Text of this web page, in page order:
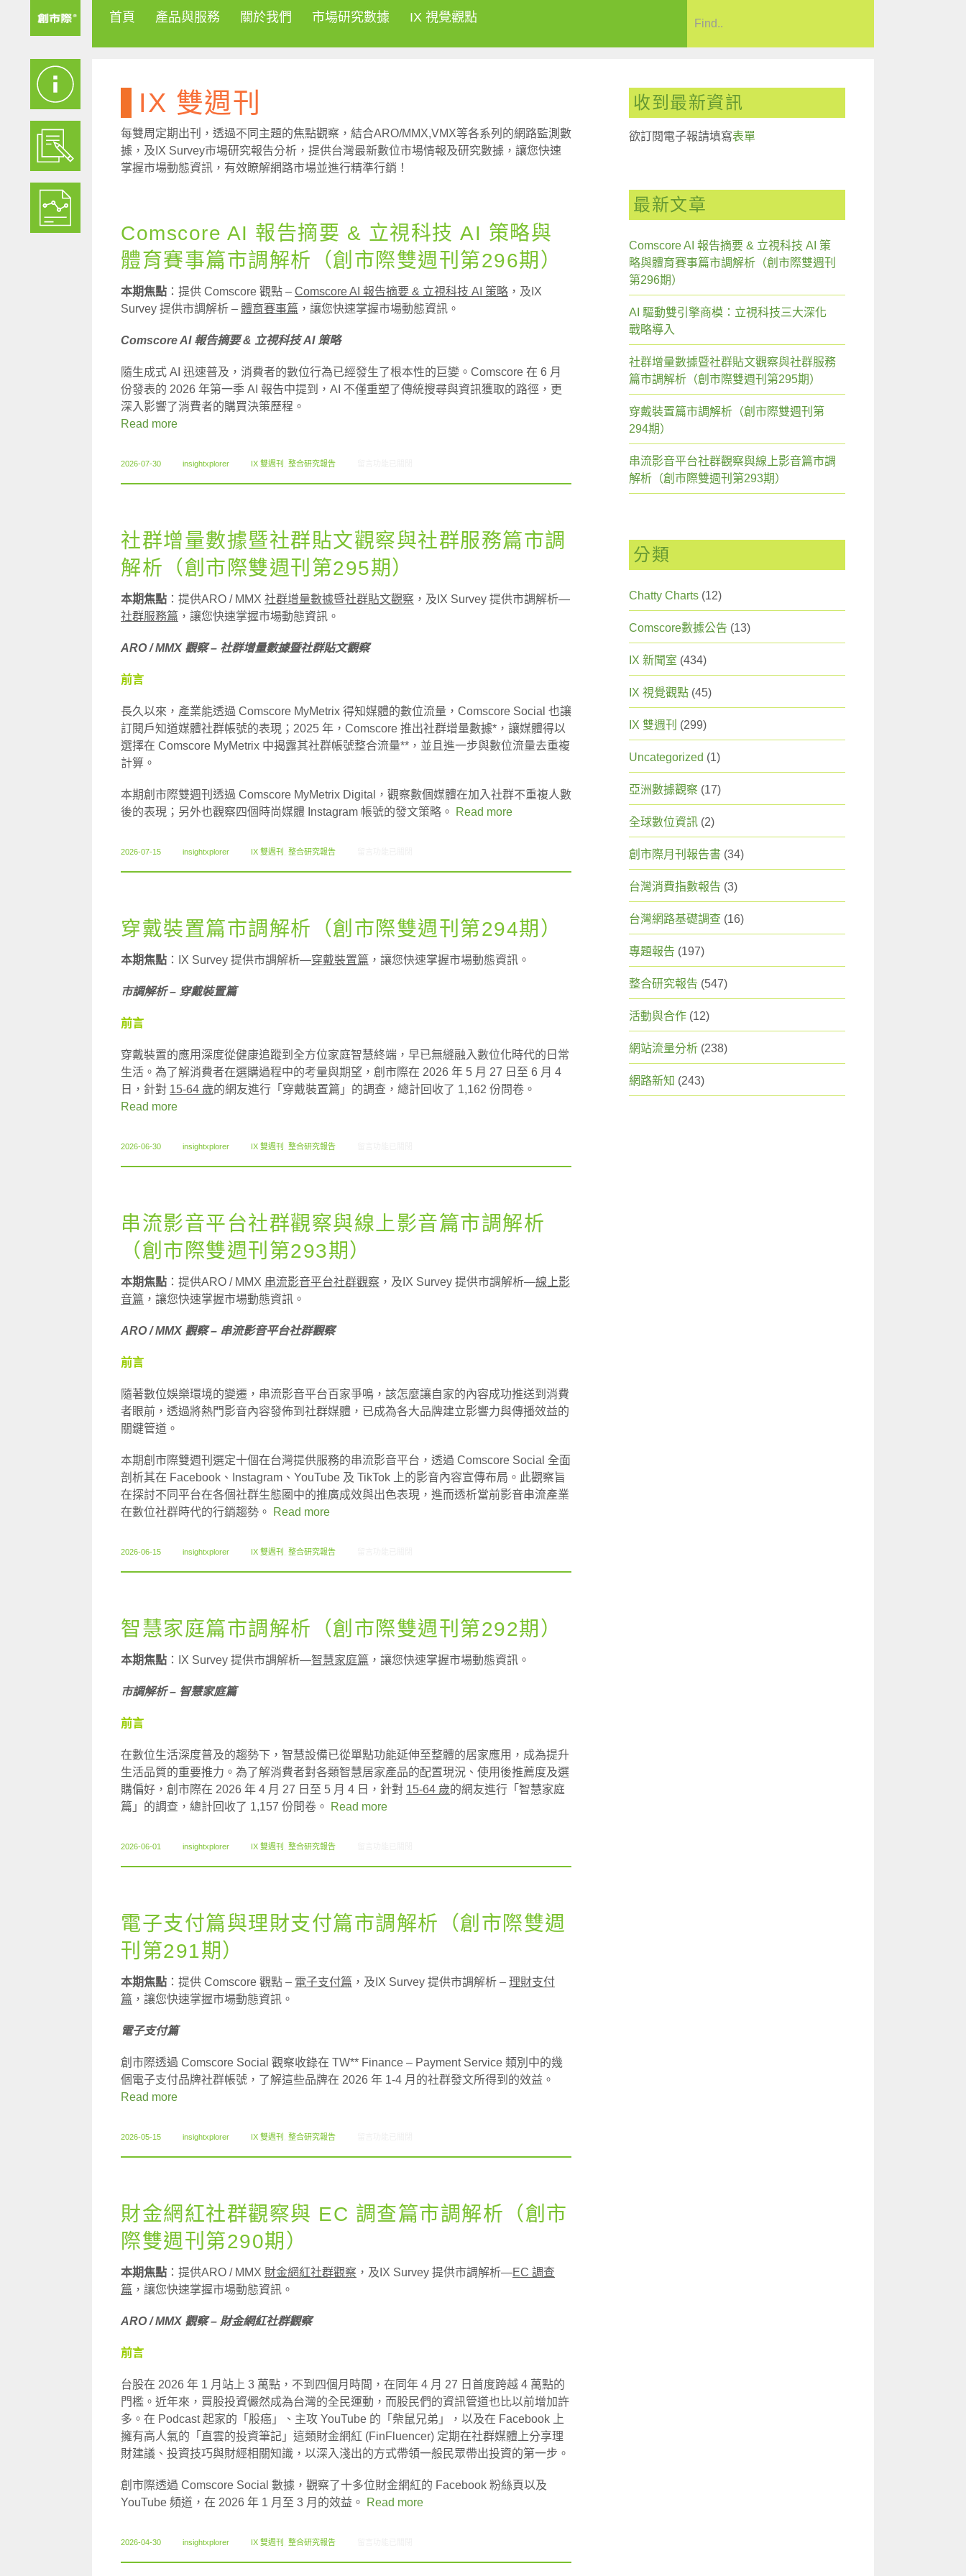
首頁 產品與服務 關於我們 市場研究數據 IX 視覺觀點
IX 雙週刊
每雙周定期出刊，透過不同主題的焦點觀察，結合ARO/MMX,VMX等各系列的網路監測數
據，及IX Survey市場研究報告分析，提供台灣最新數位市場情報及研究數據，讓您快速
掌握市場動態資訊，有效瞭解網路市場並進行精準行銷！
Comscore AI 報告摘要 & 立視科技 AI 策略與
體育賽事篇市調解析（創市際雙週刊第296期）
本期焦點 ：提供 Comscore 觀點 – Comscore AI 報告摘要 & 立視科技 AI 策略 ，及IX
Survey 提供市調解析 – 體育賽事篇 ，讓您快速掌握市場動態資訊。
Comscore AI 報告摘要 & 立視科技 AI 策略
隨生成式 AI 迅速普及，消費者的數位行為已經發生了根本性的巨變。Comscore 在 6 月
份發表的 2026 年第一季 AI 報告中提到，AI 不僅重塑了傳統搜尋與資訊獲取的路徑，更
深入影響了消費者的購買決策歷程。
Read more
2026-07-30 insightxplorer IX 雙週刊 整合研究報告 在〈Comscore AI 報告摘要 & 立視科技 AI 策略與體育賽事篇市調解析（創市際雙週刊第296期）〉中
社群增量數據暨社群貼文觀察與社群服務篇市調
解析（創市際雙週刊第295期）
本期焦點 ：提供ARO / MMX 社群增量數據暨社群貼文觀察 ，及IX Survey 提供市調解析—
社群服務篇 ，讓您快速掌握市場動態資訊。
ARO / MMX 觀察 – 社群增量數據暨社群貼文觀察
前言
長久以來，產業能透過 Comscore MyMetrix 得知媒體的數位流量，Comscore Social 也讓
訂閱戶知道媒體社群帳號的表現；2025 年，Comscore 推出社群增量數據*，讓媒體得以
選擇在 Comscore MyMetrix 中揭露其社群帳號整合流量**，並且進一步與數位流量去重複
計算。
本期創市際雙週刊透過 Comscore MyMetrix Digital，觀察數個媒體在加入社群不重複人數
後的表現；另外也觀察四個時尚媒體 Instagram 帳號的發文策略。
Read more
2026-07-15 insightxplorer IX 雙週刊 整合研究報告 在〈社群增量數據暨社群貼文觀察與社群服務篇市調解析（創市際雙週刊第295期）〉中
穿戴裝置篇市調解析（創市際雙週刊第294期）
本期焦點 ：IX Survey 提供市調解析—穿戴裝置篇 ，讓您快速掌握市場動態資訊。
市調解析 – 穿戴裝置篇
前言
穿戴裝置的應用深度從健康追蹤到全方位家庭智慧終端，早已無縫融入數位化時代的日常
生活。為了解消費者在選購過程中的考量與期望，創市際在 2026 年 5 月 27 日至 6 月 4
日，針對 15-64 歲的網友進行「穿戴裝置篇」的調查，總計回收了 1,162 份問卷。
Read more
2026-06-30 insightxplorer IX 雙週刊 整合研究報告
串流影音平台社群觀察與線上影音篇市調解析
（創市際雙週刊第293期）
本期焦點 ：提供ARO / MMX 串流影音平台社群觀察 ，及IX Survey 提供市調解析—線上影
音篇 ，讓您快速掌握市場動態資訊。
ARO / MMX 觀察 – 串流影音平台社群觀察
前言
隨著數位娛樂環境的變遷，串流影音平台百家爭鳴，該怎麼讓自家的內容成功推送到消費
者眼前，透過將熱門影音內容發佈到社群媒體，已成為各大品牌建立影響力與傳播效益的
關鍵管道。
本期創市際雙週刊選定十個在台灣提供服務的串流影音平台，透過 Comscore Social 全面
剖析其在 Facebook、Instagram、YouTube 及 TikTok 上的影音內容宣傳布局。此觀察旨
在探討不同平台在各個社群生態圈中的推廣成效與出色表現，進而透析當前影音串流產業
在數位社群時代的行銷趨勢。
Read more
2026-06-15 insightxplorer IX 雙週刊 整合研究報告
智慧家庭篇市調解析（創市際雙週刊第292期）
本期焦點 ：IX Survey 提供市調解析—智慧家庭篇 ，讓您快速掌握市場動態資訊。
市調解析 – 智慧家庭篇
前言
在數位生活深度普及的趨勢下，智慧設備已從單點功能延伸至整體的居家應用，成為提升
生活品質的重要推力。為了解消費者對各類智慧居家產品的配置現況、使用後推薦度及選
購偏好，創市際在 2026 年 4 月 27 日至 5 月 4 日，針對 15-64 歲的網友進行「智慧家庭
篇」的調查，總計回收了 1,157 份問卷。
Read more
2026-06-01 insightxplorer IX 雙週刊 整合研究報告
電子支付篇與理財支付篇市調解析（創市際雙週
刊第291期）
本期焦點 ：提供 Comscore 觀點 – 電子支付篇 ，及IX Survey 提供市調解析 – 理財支付
篇 ，讓您快速掌握市場動態資訊。
電子支付篇
創市際透過 Comscore Social 觀察收錄在 TW** Finance – Payment Service 類別中的幾
個電子支付品牌社群帳號，了解這些品牌在 2026 年 1-4 月的社群發文所得到的效益。
Read more
2026-05-15 insightxplorer IX 雙週刊 整合研究報告
財金網紅社群觀察與 EC 調查篇市調解析（創市
際雙週刊第290期）
本期焦點 ：提供ARO / MMX 財金網紅社群觀察 ，及IX Survey 提供市調解析—EC 調查
篇 ，讓您快速掌握市場動態資訊。
ARO / MMX 觀察 – 財金網紅社群觀察
前言
台股在 2026 年 1 月站上 3 萬點，不到四個月時間，在同年 4 月 27 日首度跨越 4 萬點的
門檻。近年來，買股投資儼然成為台灣的全民運動，而股民們的資訊管道也比以前增加許
多。在 Podcast 起家的「股癌」、主攻 YouTube 的「柴鼠兄弟」，以及在 Facebook 上
擁有高人氣的「直雲的投資筆記」這類財金網紅 (FinFluencer) 定期在社群媒體上分享理
財建議、投資技巧與財經相關知識，以深入淺出的方式帶領一般民眾帶出投資的第一步。
創市際透過 Comscore Social 數據，觀察了十多位財金網紅的 Facebook 粉絲頁以及
YouTube 頻道，在 2026 年 1 月至 3 月的效益。
Read more
2026-04-30 insightxplorer IX 雙週刊 整合研究報告
收到最新資訊
欲訂閱電子報請填寫表單
最新文章
Comscore AI 報告摘要 & 立視科技 AI 策
略與體育賽事篇市調解析（創市際雙週刊
第296期）
AI 驅動雙引擎商模：立視科技三大深化
戰略導入
社群增量數據暨社群貼文觀察與社群服務
篇市調解析（創市際雙週刊第295期）
穿戴裝置篇市調解析（創市際雙週刊第
294期）
串流影音平台社群觀察與線上影音篇市調
解析（創市際雙週刊第293期）
分類
Chatty Charts (12)
Comscore數據公告 (13)
IX 新聞室 (434)
IX 視覺觀點 (45)
IX 雙週刊 (299)
Uncategorized (1)
亞洲數據觀察 (17)
全球數位資訊 (2)
創市際月刊報告書 (34)
台灣消費指數報告 (3)
台灣網路基礎調查 (16)
專題報告 (197)
整合研究報告 (547)
活動與合作 (12)
網站流量分析 (238)
網路新知 (243)